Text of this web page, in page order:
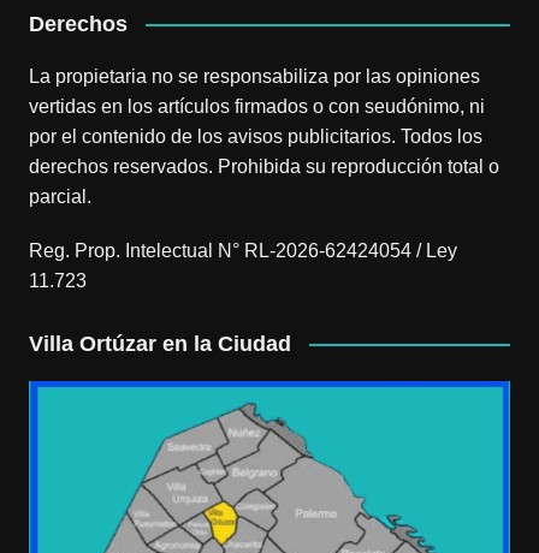
Derechos
La propietaria no se responsabiliza por las opiniones
vertidas en los artículos firmados o con seudónimo, ni
por el contenido de los avisos publicitarios. Todos los
derechos reservados. Prohibida su reproducción total o
parcial.
Reg. Prop. Intelectual N° RL-2026-62424054 / Ley
11.723
Villa Ortúzar en la Ciudad